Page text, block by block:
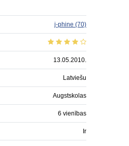
j-phine (70)
13.05.2010.
Latviešu
Augstskolas
6 vienības
Ir